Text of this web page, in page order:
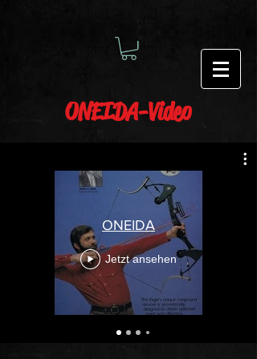
ONEIDA-Video
ONEIDA
Jetzt ansehen